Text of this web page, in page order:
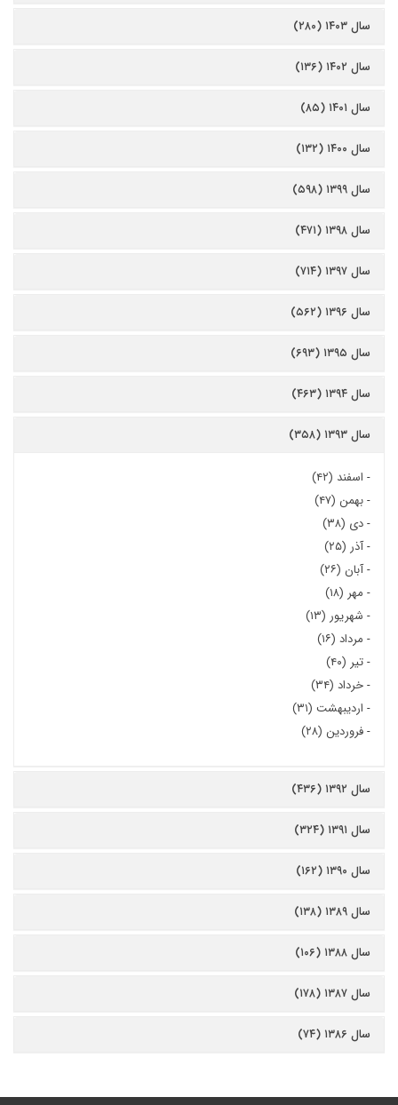
سال ۱۴۰۳ (۲۸۰)
سال ۱۴۰۲ (۱۳۶)
سال ۱۴۰۱ (۸۵)
سال ۱۴۰۰ (۱۳۲)
سال ۱۳۹۹ (۵۹۸)
سال ۱۳۹۸ (۴۷۱)
سال ۱۳۹۷ (۷۱۴)
سال ۱۳۹۶ (۵۶۲)
سال ۱۳۹۵ (۶۹۳)
سال ۱۳۹۴ (۴۶۳)
سال ۱۳۹۳ (۳۵۸)
- اسفند (۴۲)
-بهمن (۴۷)
-دی (۳۸)
-آذر (۲۵)
-آبان (۲۶)
- مهر (۱۸)
- شهریور (۱۳)
- مرداد (۱۶)
-تیر (۴۰)
-خرداد (۳۴)
- اردیبهشت (۳۱)
-فروردین (۲۸)
سال ۱۳۹۲ (۴۳۶)
سال ۱۳۹۱ (۳۲۴)
سال ۱۳۹۰ (۱۶۲)
سال ۱۳۸۹ (۱۳۸)
سال ۱۳۸۸ (۱۰۶)
سال ۱۳۸۷ (۱۷۸)
سال ۱۳۸۶ (۷۴)